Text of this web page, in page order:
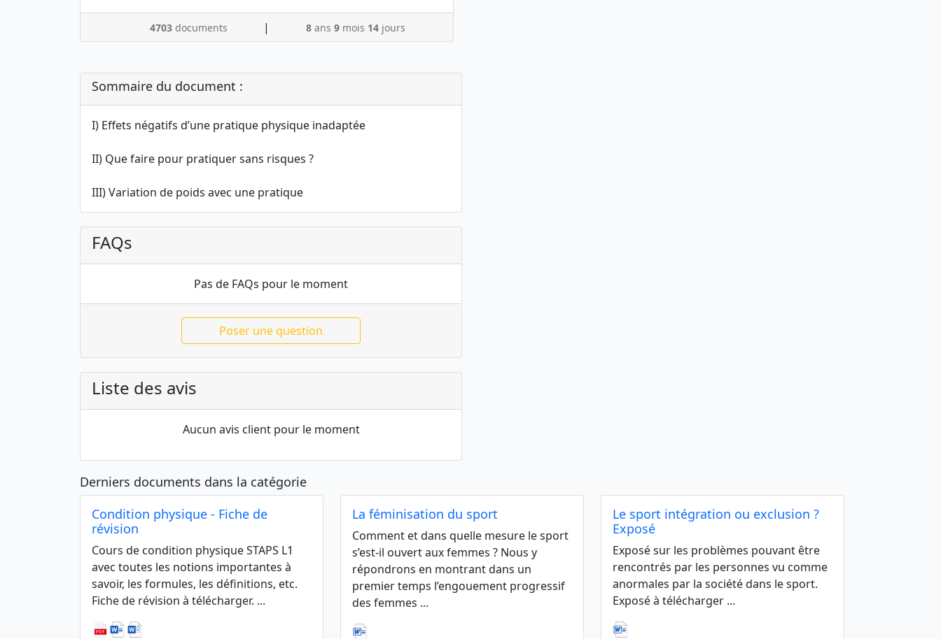
4703 documents | 8ans 9mois 14jours
Sommaire du document :
I) Effets négatifs d’une pratique physique inadaptée
II) Que faire pour pratiquer sans risques ?
III) Variation de poids avec une pratique
FAQs
Pas de FAQs pour le moment
Poser une question
Liste des avis
Aucun avis client pour le moment
Derniers documents dans la catégorie
Condition physique - Fiche de
révision
Cours de condition physique STAPS L1
avec toutes les notions importantes à
savoir, les formules, les définitions, etc.
Fiche de révision à télécharger. ...
La féminisation du sport
Comment et dans quelle mesure le sport
s’est-il ouvert aux femmes ? Nous y
répondrons en montrant dans un
premier temps l’engouement progressif
des femmes ...
Le sport intégration ou exclusion ?
Exposé
Exposé sur les problèmes pouvant être
rencontrés par les personnes vu comme
anormales par la société dans le sport.
Exposé à télécharger ...